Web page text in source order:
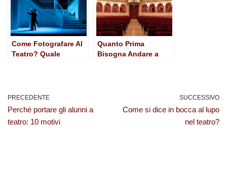
Come Fotografare Al
Teatro? Quale
Quanto Prima
Bisogna Andare a
PRECEDENTE
Perchè portare gli alunni a
teatro: 10 motivi
SUCCESSIVO
Come si dice in bocca al lupo
nel teatro?